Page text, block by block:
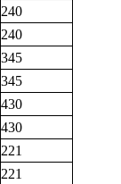
240
240
345
345
430
430
221
221